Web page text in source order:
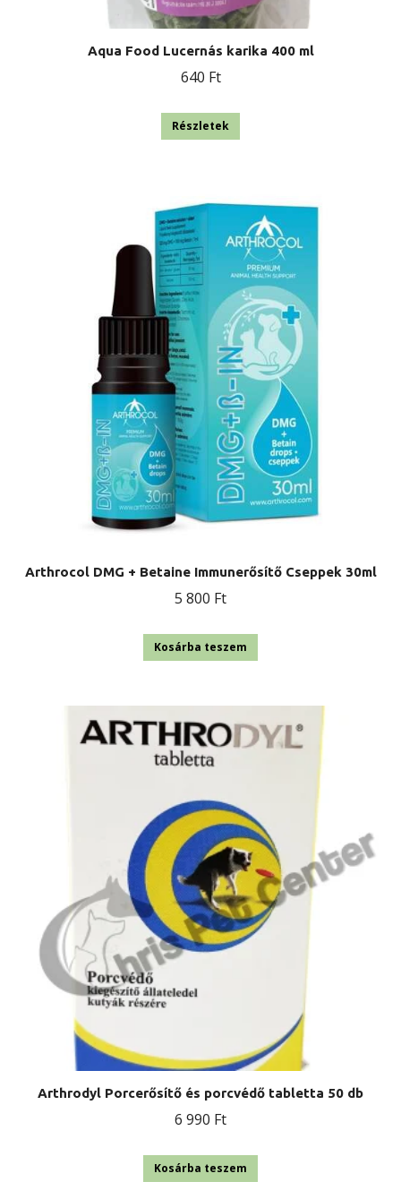
Aqua Food Lucernás karika 400 ml
640 Ft
Részletek
Arthrocol DMG + Betaine Immunerősítő Cseppek 30ml
5 800 Ft
Kosárba teszem
Arthrodyl Porcerősítő és porcvédő tabletta 50 db
6 990 Ft
Kosárba teszem